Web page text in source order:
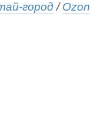
город /Ozon